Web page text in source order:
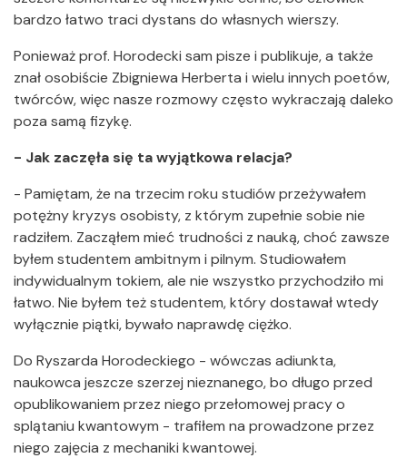
bardzo łatwo traci dystans do własnych wierszy.
Ponieważ prof. Horodecki sam pisze i publikuje, a także
znał osobiście Zbigniewa Herberta i wielu innych poetów,
twórców, więc nasze rozmowy często wykraczają daleko
poza samą fizykę.
- Jak zaczęła się ta wyjątkowa relacja?
- Pamiętam, że na trzecim roku studiów przeżywałem
potężny kryzys osobisty, z którym zupełnie sobie nie
radziłem. Zacząłem mieć trudności z nauką, choć zawsze
byłem studentem ambitnym i pilnym. Studiowałem
indywidualnym tokiem, ale nie wszystko przychodziło mi
łatwo. Nie byłem też studentem, który dostawał wtedy
wyłącznie piątki, bywało naprawdę ciężko.
Do Ryszarda Horodeckiego - wówczas adiunkta,
naukowca jeszcze szerzej nieznanego, bo długo przed
opublikowaniem przez niego przełomowej pracy o
splątaniu kwantowym - trafiłem na prowadzone przez
niego zajęcia z mechaniki kwantowej.